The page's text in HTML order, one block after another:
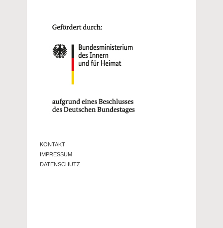
KONTAKT
IMPRESSUM
DATENSCHUTZ